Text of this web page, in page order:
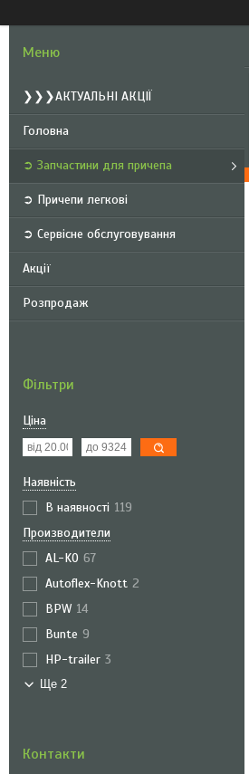
❯❯❯АКТУАЛЬНІ АКЦІЇ
Головна
➲ Запчастини для причепа
➲ Причепи легкові
➲ Сервісне обслуговування
Акції
Розпродаж
Фільтри
Ціна
Наявність
В наявності 119
Производители
AL-KO 67
Autoflex-Knott 2
BPW 14
Bunte 9
HP-trailer 3
Ще 2
Контакти